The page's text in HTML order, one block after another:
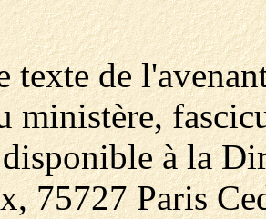
texte de
ministère,
à la
75727 Paris